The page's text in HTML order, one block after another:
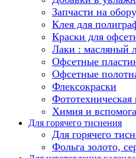
Запчасти на
Клея для
Краски для
Лаки : масляный
Офсетные
Офсетные
Флексокраски
Химия и
Для горячего тиснения
Для горячего
Фольга золото,